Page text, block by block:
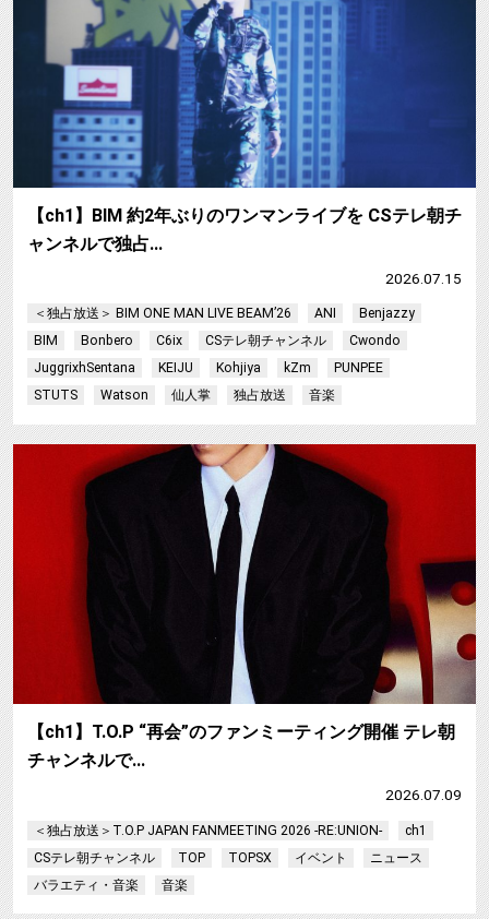
【ch1】BIM 約2年ぶりのワンマンライブを CSテレ朝チ
ャンネルで独占…
2026.07.15
＜独占放送＞ BIM ONE MAN LIVE BEAM’26 ANI
Benjazzy
BIM
Bonbero C6ix CSテレ朝チャンネル
Cwondo
JuggrixhSentana
KEIJU Kohjiya kZm
PUNPEE
STUTS
Watson 仙人掌 独占放送 音楽
【ch1】T.O.P “再会”のファンミーティング開催 テレ朝
チャンネルで…
2026.07.09
＜独占放送＞T.O.P JAPAN FANMEETING 2026 -RE:UNION-
ch1
CSテレ朝チャンネル
TOP TOPSX イベント
ニュース
バラエティ・音楽
音楽